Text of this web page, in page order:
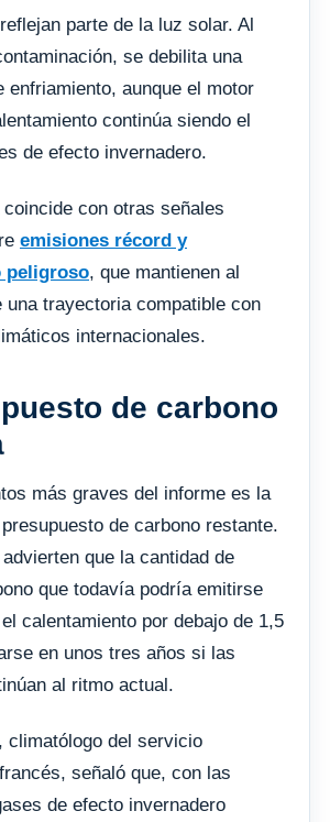
parte de la luz solar. Al
se debilita una
enfriamiento, aunque el motor
continúa siendo el
de efecto invernadero.
con otras señales
emisiones récord y
peligroso, que mantienen al
una trayectoria compatible con
internacionales.
de carbono
más graves del informe es la
de carbono restante.
que la cantidad de
que todavía podría emitirse
calentamiento por debajo de 1,5
en unos tres años si las
al ritmo actual.
climatólogo del servicio
señaló que, con las
de efecto invernadero